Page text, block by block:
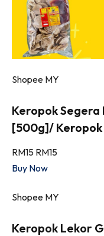
Shopee MY
Keropok Segera
[500g]/ Keropok
RM15 RM15
Buy Now
Shopee MY
Keropok Lekor